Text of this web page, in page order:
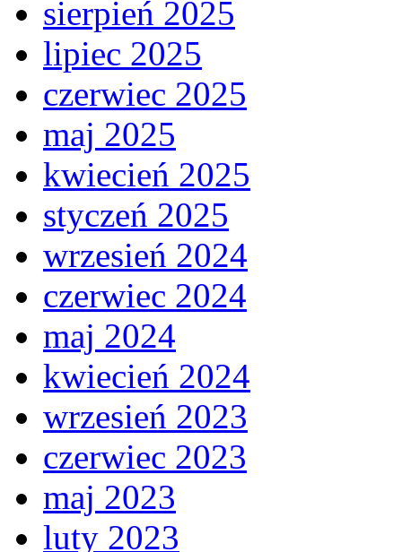
sierpień 2025
lipiec 2025
czerwiec 2025
maj 2025
kwiecień 2025
styczeń 2025
wrzesień 2024
czerwiec 2024
maj 2024
kwiecień 2024
wrzesień 2023
czerwiec 2023
maj 2023
luty 2023